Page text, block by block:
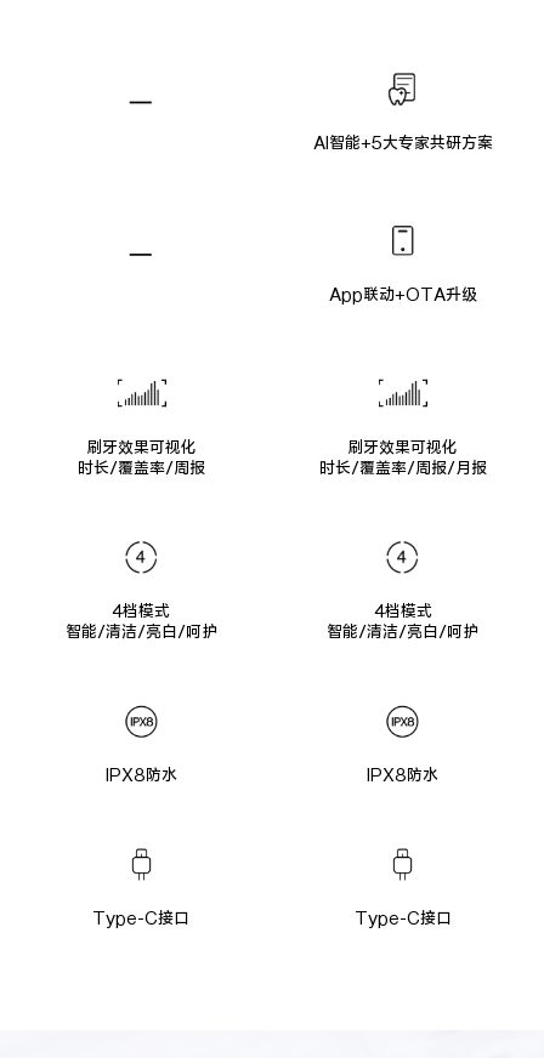
AI智能+5大专家共研方案
App联动+OTA升级
刷牙效果可视化
时长/覆盖率/周报
刷牙效果可视化
时长/覆盖率/周报/月报
4档模式
智能/清洁/亮白/呵护
4档模式
智能/清洁/亮白/呵护
IPX8防水 IPX8防水
Type-C接口 Type-C接口